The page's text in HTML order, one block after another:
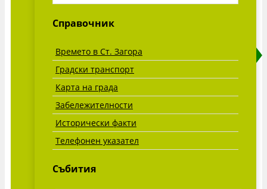
Справочник
Времето в Ст. Загора
Градски транспорт
Карта на града
Забележителности
Исторически факти
Телефонен указател
Събития